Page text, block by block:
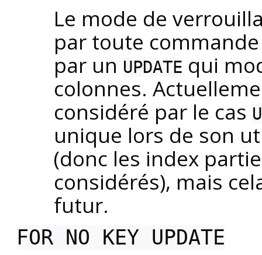
Le mode de
par toute
par un UPDATE qui
colonnes.
considéré par le cas
unique lors de son
(donc les index
considérés), mais
futur.
FOR NO KEY UPDATE